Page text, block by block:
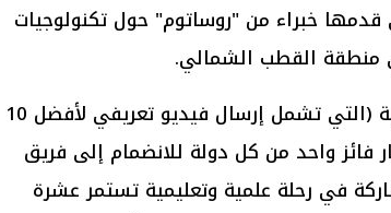
قدمها خبراء من "روساتوم" حول تكنولوجيات
منطقة القطب الشمالي.
وبعد استكمال مراحل التقييم الحالية (التي تشمل إرسال فيديو تعريفي لأفضل 10
فائز واحد من كل دولة للانضمام إلى فريق
23 دولة، للمشاركة في رحلة علمية وتعليمية تستمر عشرة